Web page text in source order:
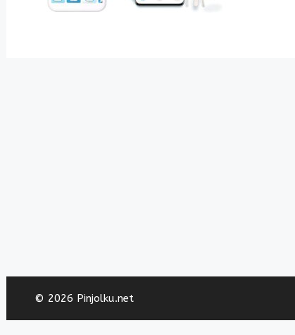
© 2026 Pinjolku.net